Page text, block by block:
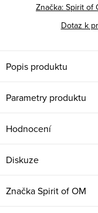
Značka: Spirit of
Dotaz k
Popis produktu
Parametry produktu
Hodnocení
Diskuze
ZnačkaSpirit of OM